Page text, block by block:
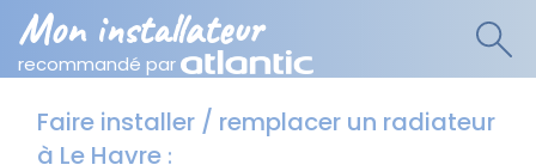
Mon installateur
recommandé par
Faire installer / remplacer un radiateur
à Le Havre :